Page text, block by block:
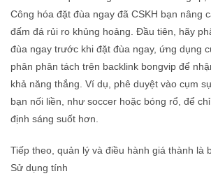
Công hóa đặt đùa ngay đã CSKH bạn nâng
đấm đá rủi ro khủng hoảng. Đầu tiên, hãy
đùa ngay trước khi đặt đùa ngay, ứng dụng
phân phân tách trên backlink bongvip để
khả năng thắng. Ví dụ, phê duyệt vào cụm
bạn nối liền, như soccer hoặc bóng rổ, để
định sáng suốt hơn.
Tiếp theo, quản lý và điều hành giá thành là
Sử dụng tính